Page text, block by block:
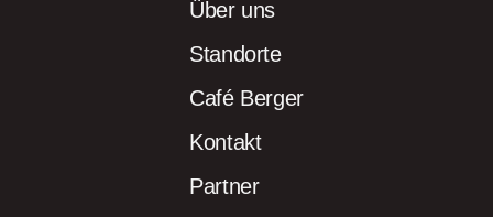
Über uns
Standorte
Café Berger
Kontakt
Partner